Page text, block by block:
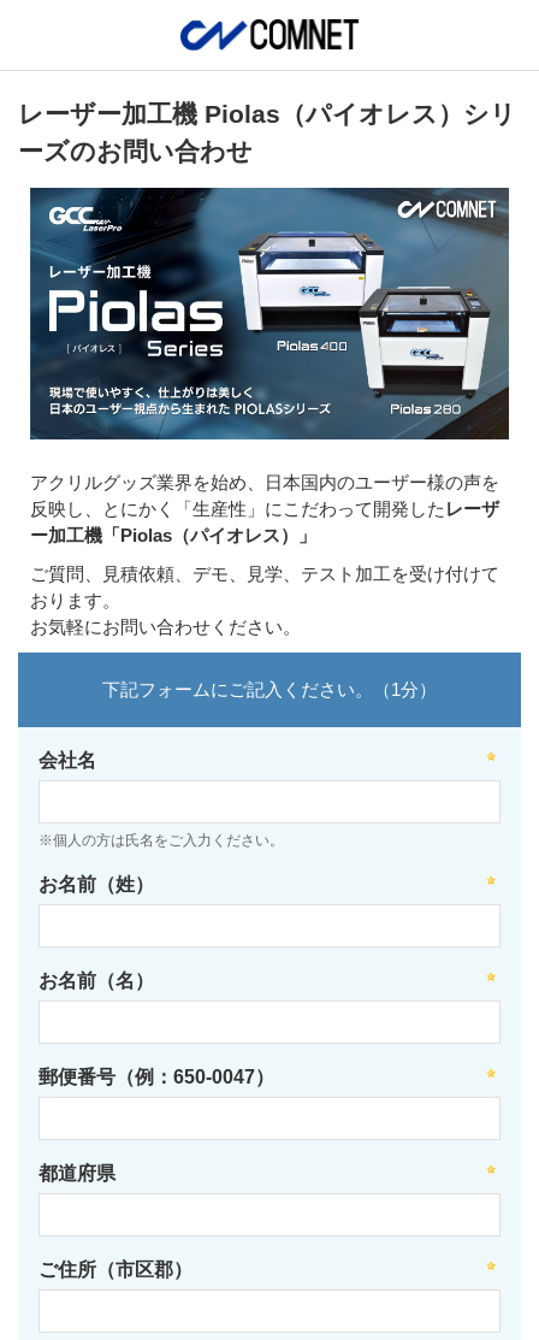
レーザー加工機 Piolas（パイオレス）シリ
ーズのお問い合わせ
アクリルグッズ業界を始め、日本国内のユーザー様の声を
反映し、とにかく「生産性」にこだわって開発した レーザ
ー加工機「Piolas（パイオレス）」
ご質問、見積依頼、デモ、見学、テスト加工を受け付けて
おります。
お気軽にお問い合わせください。
下記フォームにご記入ください。（1分）
会社名
※個人の方は氏名をご入力ください。
お名前（姓）
お名前（名）
郵便番号（例：650-0047）
都道府県
ご住所（市区郡）